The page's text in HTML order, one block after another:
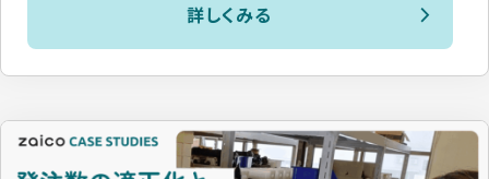
詳しくみる